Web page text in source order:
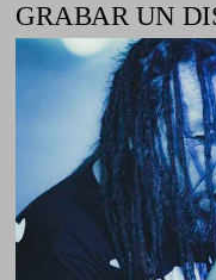
GRABAR UN